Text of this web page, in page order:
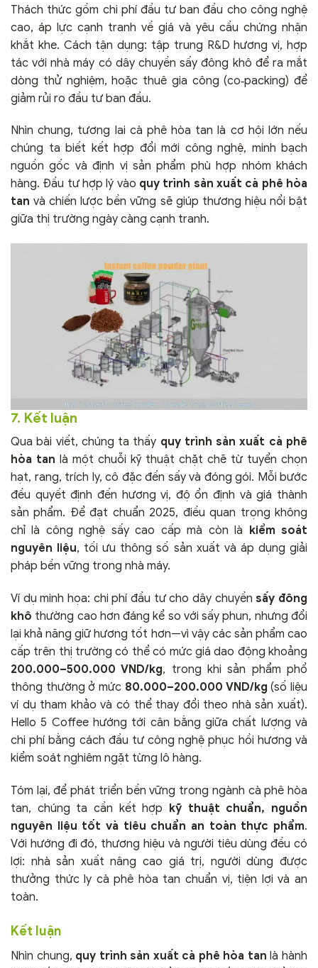
Thách thức gồm chi phí đầu tư ban đầu cho công nghệ
cao, áp lực cạnh tranh về giá và yêu cầu chứng nhận
khắt khe. Cách tận dụng: tập trung R&D hương vị, hợp
tác với nhà máy có dây chuyền sấy đông khô để ra mắt
dòng thử nghiệm, hoặc thuê gia công (co‑packing) để
giảm rủi ro đầu tư ban đầu.
Nhìn chung, tương lai cà phê hòa tan là cơ hội lớn nếu
chúng ta biết kết hợp đổi mới công nghệ, minh bạch
nguồn gốc và định vị sản phẩm phù hợp nhóm khách
hàng. Đầu tư hợp lý vào quy trình sản xuất cà phê hòa
tan và chiến lược bền vững sẽ giúp thương hiệu nổi bật
giữa thị trường ngày càng cạnh tranh.
7. Kết luận
Qua bài viết, chúng ta thấy quy trình sản xuất cà phê
hòa tan là một chuỗi kỹ thuật chặt chẽ từ tuyển chọn
hạt, rang, trích ly, cô đặc đến sấy và đóng gói. Mỗi bước
đều quyết định đến hương vị, độ ổn định và giá thành
sản phẩm. Để đạt chuẩn 2025, điều quan trọng không
chỉ là công nghệ sấy cao cấp mà còn là kiểm soát
nguyên liệu, tối ưu thông số sản xuất và áp dụng giải
pháp bền vững trong nhà máy.
Ví dụ minh họa: chi phí đầu tư cho dây chuyềnsấy đông
khô thường cao hơn đáng kể so với sấy phun, nhưng đổi
lại khả năng giữ hương tốt hơn—vì vậy các sản phẩm cao
cấp trên thị trường có thể có mức giá dao động khoảng
200.000–500.000 VND/kg, trong khi sản phẩm phổ
thông thường ở mức 80.000–200.000 VND/kg (số liệu
ví dụ tham khảo và có thể thay đổi theo nhà sản xuất).
Hello 5 Coffee hướng tới cân bằng giữa chất lượng và
chi phí bằng cách đầu tư công nghệ phục hồi hương và
kiểm soát nghiêm ngặt từng lô hàng.
Tóm lại, để phát triển bền vững trong ngành cà phê hòa
tan, chúng ta cần kết hợp kỹ thuật chuẩn, nguồn
nguyên liệu tốt và tiêu chuẩn an toàn thực phẩm.
Với hướng đi đó, thương hiệu và người tiêu dùng đều có
lợi: nhà sản xuất nâng cao giá trị, người dùng được
thưởng thức ly cà phê hòa tan chuẩn vị, tiện lợi và an
toàn.
Kết luận
Nhìn chung, quy trình sản xuất cà phê hòa tan là hành